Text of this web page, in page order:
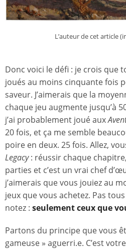
L’auteur de cet article
Donc voici le défi : je crois que
joués au moins cinquante fois
saveur. J’aimerais que la
chaque jeu augmente jusqu’à
j’ai probablement joué aux
20 fois, et ça me semble
poire en deux. 25 fois. Allez,
Legacy: réussir chaque
parties et c’est un vrai chef
j’aimerais que vous jouiez au
jeux que vous achetez. Pas
notez : seulement ceux que
Partons du principe que vous
gameuse » aguerri.e. C’est